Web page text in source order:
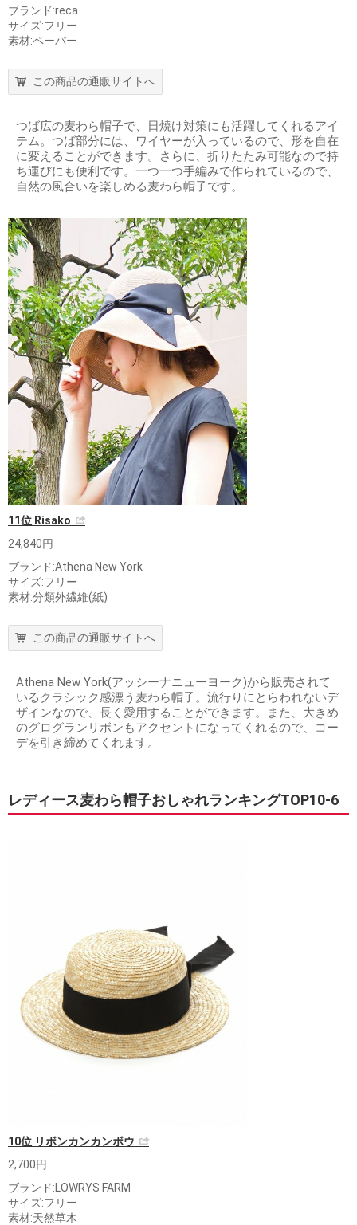
ブランド:reca
サイズ:フリー
素材:ペーパー
この商品の通販サイトへ
つば広の麦わら帽子で、日焼け対策にも活躍してくれるアイ
テム。つば部分には、ワイヤーが入っているので、形を自在
に変えることができます。さらに、折りたたみ可能なので持
ち運びにも便利です。一つ一つ手編みで作られているので、
自然の風合いを楽しめる麦わら帽子です。
11位 Risako
24,840円
ブランド:Athena New York
サイズ:フリー
素材:分類外繊維(紙)
この商品の通販サイトへ
Athena New York(アッシーナニューヨーク)から販売されて
いるクラシック感漂う麦わら帽子。流行りにとらわれないデ
ザインなので、長く愛用することができます。また、大きめ
のグログランリボンもアクセントになってくれるので、コー
デを引き締めてくれます。
レディース麦わら帽子おしゃれランキングTOP10-6
10位 リボンカンカンボウ
2,700円
ブランド:LOWRYS FARM
サイズ:フリー
素材:天然草木